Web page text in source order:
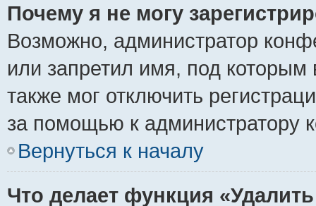
Почему я не могу
Возможно, администратор
или запретил имя, под которым
также мог отключить
за помощью к администратору
Вернуться к началу
Что делает функция